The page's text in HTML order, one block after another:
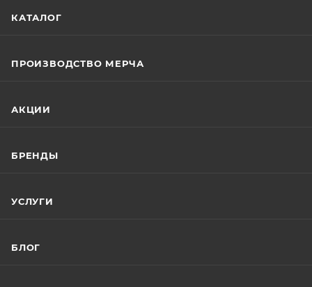
КАТАЛОГ
ПРОИЗВОДСТВО МЕРЧА
АКЦИИ
БРЕНДЫ
УСЛУГИ
БЛОГ